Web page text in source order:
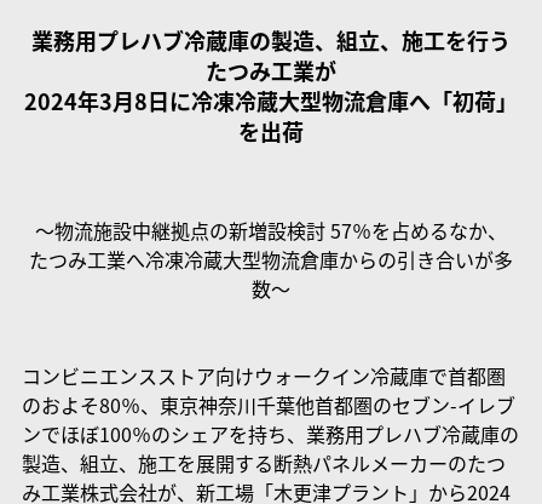
業務用プレハブ冷蔵庫の製造、組立、施工を行う
たつみ工業が
2024年3月8日に冷凍冷蔵大型物流倉庫へ「初荷」
を出荷
〜物流施設中継拠点の新増設検討 57％を占めるなか、
たつみ工業へ冷凍冷蔵大型物流倉庫からの引き合いが多
数〜
コンビニエンスストア向けウォークイン冷蔵庫で首都圏
のおよそ80％、東京神奈川千葉他首都圏のセブン-イレブ
ンでほぼ100％のシェアを持ち、業務用プレハブ冷蔵庫の
製造、組立、施工を展開する断熱パネルメーカーのたつ
み工業株式会社が、新工場「木更津プラント」から2024